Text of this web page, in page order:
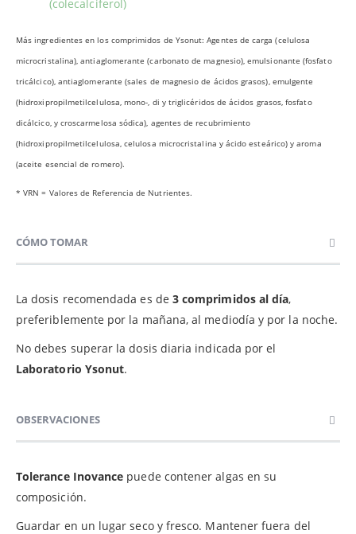
(colecalciferol)
Más ingredientes en los comprimidos de Ysonut: Agentes de carga (celulosa
microcristalina), antiaglomerante (carbonato de magnesio), emulsionante (fosfato
tricálcico), antiaglomerante (sales de magnesio de ácidos grasos), emulgente
(hidroxipropilmetilcelulosa, mono-, di y triglicéridos de ácidos grasos, fosfato
dicálcico, y croscarmelosa sódica), agentes de recubrimiento
(hidroxipropilmetilcelulosa, celulosa microcristalina y ácido esteárico) y aroma
(aceite esencial de romero).
* VRN = Valores de Referencia de Nutrientes.
CÓMO TOMAR
La dosis recomendada es de 3 comprimidos al día,
preferiblemente por la mañana, al mediodía y por la noche.
No debes superar la dosis diaria indicada por el
Laboratorio Ysonut.
OBSERVACIONES
Tolerance Inovance puede contener algas en su
composición.
Guardar en un lugar seco y fresco. Mantener fuera del